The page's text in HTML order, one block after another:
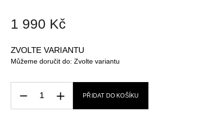
1 990 Kč
ZVOLTE VARIANTU
Můžeme doručit do: Zvolte variantu
PŘIDAT DO KOŠÍKU